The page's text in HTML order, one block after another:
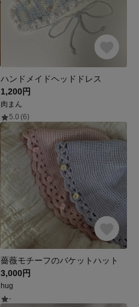
ハンドメイドヘッドドレス
1,200円
肉まん
5.0 (6)
薔薇モチーフのバケットハット
3,000円
hug
-